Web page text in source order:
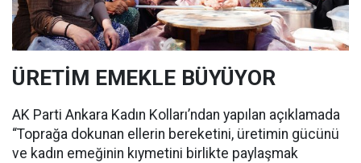
ÜRETİM EMEKLE BÜYÜYOR
AK Parti Ankara Kadın Kolları’ndan yapılan açıklamada
“Toprağa dokunan ellerin bereketini, üretimin gücünü
ve kadın emeğinin kıymetini birlikte paylaşmak